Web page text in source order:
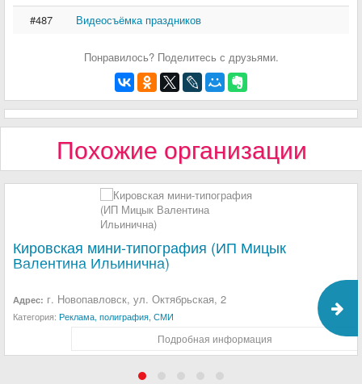
#487 Видеосъёмка праздников
Понравилось? Поделитесь с друзьями.
Похожие организации
Кировская мини-типография (ИП Мицык
Валентина Ильинична)
Адрес: г. Новопавловск, ул. Октябрьская, 2
Категория: Реклама, полиграфия, СМИ
Подробная информация